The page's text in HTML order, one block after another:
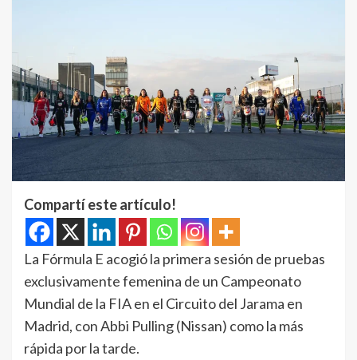
Compartí este artículo!
La Fórmula E acogió la primera sesión de pruebas
exclusivamente femenina de un Campeonato
Mundial de la FIA en el Circuito del Jarama en
Madrid, con Abbi Pulling (Nissan) como la más
rápida por la tarde.